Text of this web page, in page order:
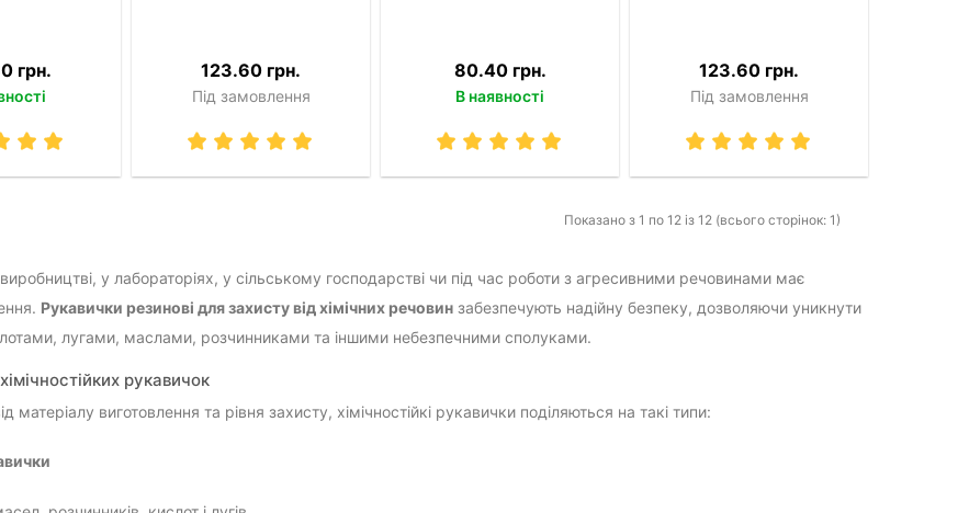
грн. 123.60 грн.
Під замовлення
80.40 грн.
В наявності
123.60 грн.
Під замовлення
Показано з 1 по 12 із 12 (всього сторінок: 1)
у лабораторіях, у сільському господарстві чи під час роботи з агресивними речовинами має
Рукавички резинові для захисту від хімічних речовинзабезпечують надійну безпеку, дозволяючи уникнути
лугами, маслами, розчинниками та іншими небезпечними сполуками.
рукавичок
матеріалу виготовлення та рівня захисту, хімічностійкі рукавички поділяються на такі типи: